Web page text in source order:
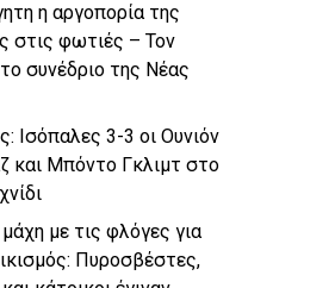
η αργοπορία της
στις φωτιές – Τον
συνέδριο της Νέας
Ισόπαλες 3-3 οι Ουνιόν
και Μπόντο Γκλιμτ στο
με τις φλόγες για
Πυροσβέστες,